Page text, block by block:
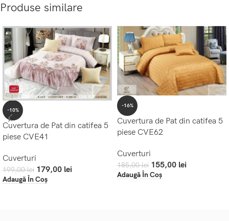
Produse similare
-10%
Cuvertura de Pat din catifea 5
piese CVE41
Cuverturi
199,00lei 179,00 lei
Adaugă În Coș
-16%
Cuvertura de Pat din catifea 5
piese CVE62
Cuverturi
185,00lei 155,00 lei
Adaugă În Coș